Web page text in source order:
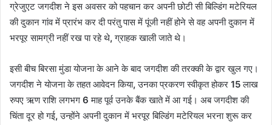
ग्रेजुएट जगदीश ने इस अवसर को पहचान कर अपनी छोटी सी बिल्डिंग मटेरियल
की दुकान गांव में प्रारंभ कर दी परंतु पास में पूंजी नहीं होने से वह अपनी दुकान में
भरपूर सामग्री नहीं रख पा रहे थे,ग्राहक खाली जाते थे।
इसी बीच बिरसा मुंडा योजना के आने के बाद जगदीश की तरक्की के द्वार खुल गए।
जगदीश ने योजना के तहत आवेदन किया,उनका प्रकरण स्वीकृत होकर 15लाख
रुपए ऋण राशि लगभग 6 माह पूर्व उनके बैंक खाते में आ गई। अब जगदीश की
चिंता दूर हो गई,उन्होंने अपनी दुकान में भरपूर बिल्डिंग मटेरियल भरना शुरू कर